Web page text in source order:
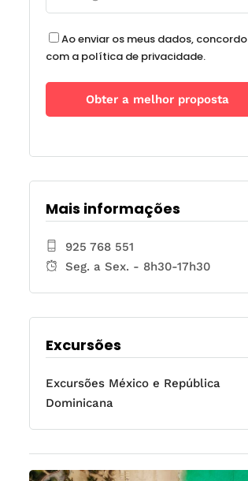
Ao enviar os meus dados, concordo
com a política de privacidade.
Mais informações
925 768 551
Seg. a Sex. - 8h30-17h30
Excursões
Excursões México e República
Dominicana